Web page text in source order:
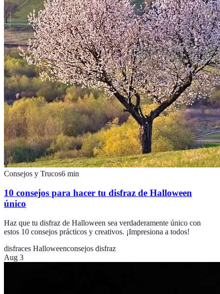
Consejos y Trucos6 min
10 consejos para hacer tu disfraz de Halloween
único
Haz que tu disfraz de Halloween sea verdaderamente único con
estos 10 consejos prácticos y creativos. ¡Impresiona a todos!
disfraces Halloweenconsejos disfraz
Aug 3